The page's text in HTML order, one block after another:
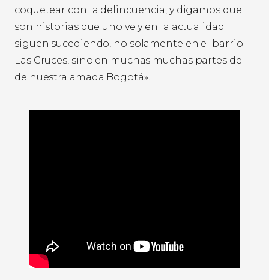
coquetear con la delincuencia, y digamos que
son historias que uno ve y en la actualidad
siguen sucediendo, no solamente en el barrio
Las Cruces, sino en muchas muchas partes de
de nuestra amada Bogotá».